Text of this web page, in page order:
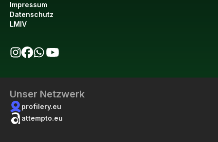
Impressum
Datenschutz
LMIV
Unser Netzwerk
profilery.eu
attempto.eu